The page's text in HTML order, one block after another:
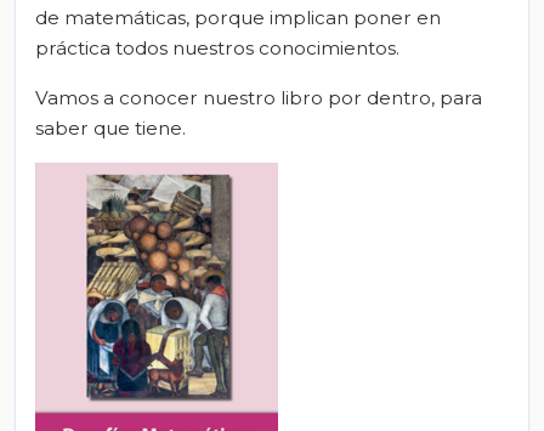
de matemáticas, porque implican poner en
práctica todos nuestros conocimientos.
Vamos a conocer nuestro libro por dentro, para
saber que tiene.